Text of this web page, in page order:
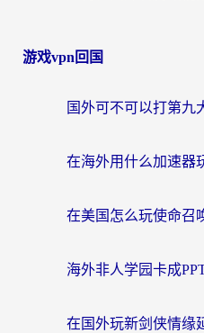
游戏vpn回国